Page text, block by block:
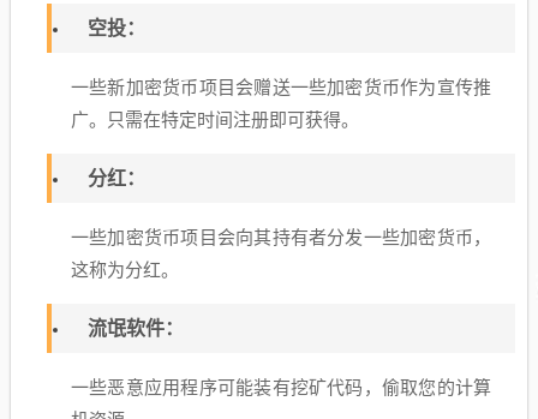
空投：
一些新加密货币项目会赠送一些加密货币作为宣传推
广。只需在特定时间注册即可获得。
分红：
一些加密货币项目会向其持有者分发一些加密货币，
这称为分红。
流氓软件：
一些恶意应用程序可能装有挖矿代码，偷取您的计算